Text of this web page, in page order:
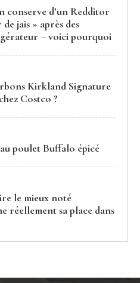
conserve d’un Redditor
jais » après des
– voici pourquoi
Kirkland Signature
Costco ?
poulet Buffalo épicé
le mieux noté
réellement sa place dans